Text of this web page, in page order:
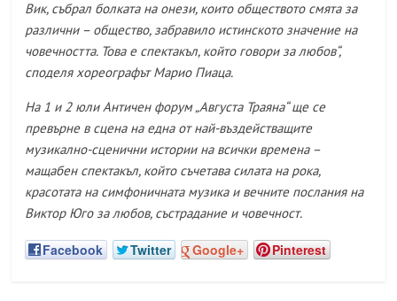
Вик, събрал болката на онези, които обществото смята за
различни – общество, забравило истинското значение на
човечността. Това е спектакъл, който говори за любов“,
споделя хореографът Марио Пиаца.
На 1 и 2 юли Античен форум „Августа Траяна“ ще се
превърне в сцена на една от най-въздействащите
музикално-сценични истории на всички времена –
мащабен спектакъл, който съчетава силата на рока,
красотата на симфоничната музика и вечните послания на
Виктор Юго за любов, състрадание и човечност.
Facebook Twitter Google+ Pinterest